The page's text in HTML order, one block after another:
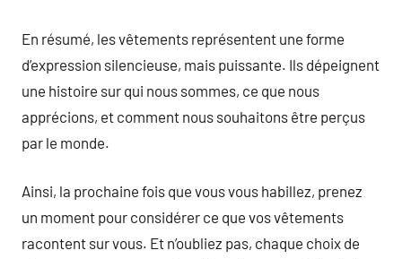
En résumé, les vêtements représentent une forme
d’expression silencieuse, mais puissante. Ils dépeignent
une histoire sur qui nous sommes, ce que nous
apprécions, et comment nous souhaitons être perçus
par le monde.
Ainsi, la prochaine fois que vous vous habillez, prenez
un moment pour considérer ce que vos vêtements
racontent sur vous. Et n’oubliez pas, chaque choix de